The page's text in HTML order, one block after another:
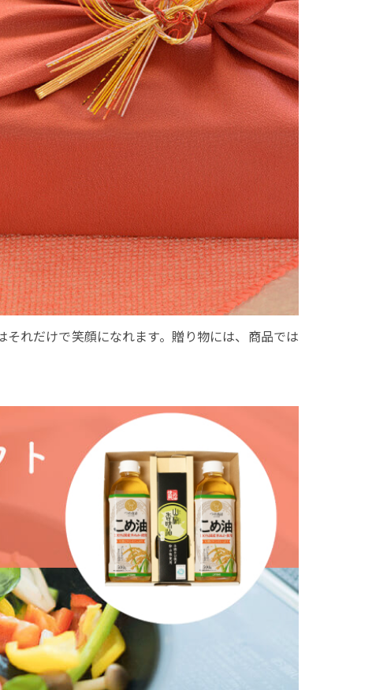
れだけで笑顔になれます。贈り物には、商品では